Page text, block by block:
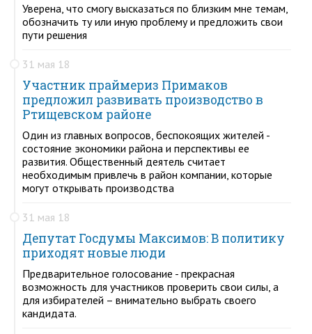
Уверена, что смогу высказаться по близким мне темам,
обозначить ту или иную проблему и предложить свои
пути решения
31 мая 18
Участник праймериз Примаков
предложил развивать производство в
Ртищевском районе
Один из главных вопросов, беспокоящих жителей -
состояние экономики района и перспективы ее
развития. Общественный деятель считает
необходимым привлечь в район компании, которые
могут открывать производства
31 мая 18
Депутат Госдумы Максимов: В политику
приходят новые люди
Предварительное голосование - прекрасная
возможность для участников проверить свои силы, а
для избирателей – внимательно выбрать своего
кандидата.